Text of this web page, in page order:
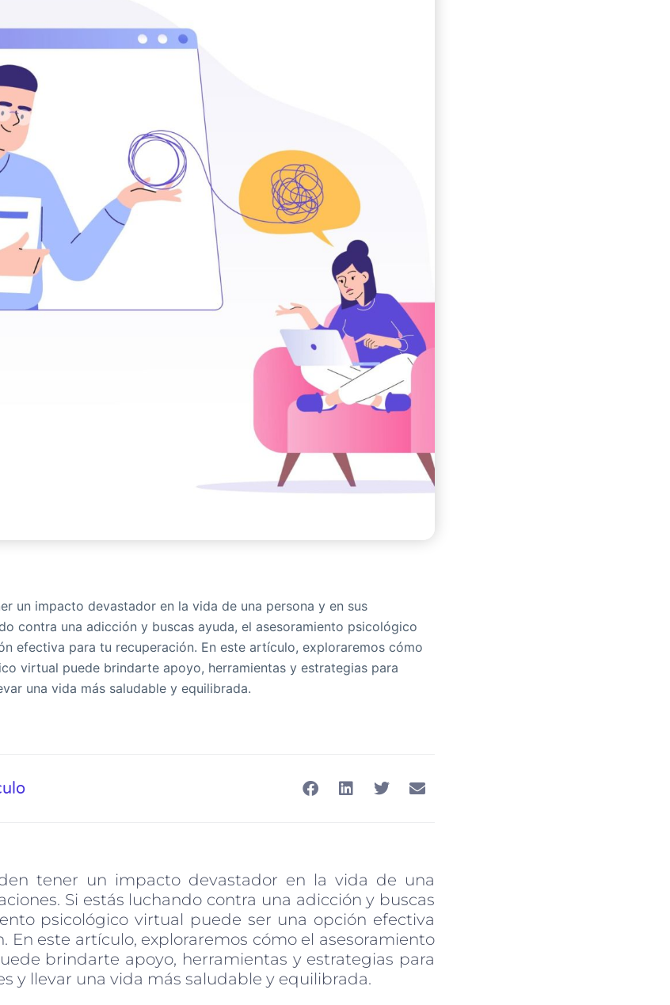
un impacto devastador en la vida de una persona y en sus
contra una adicción y buscas ayuda, el asesoramiento psicológico
efectiva para tu recuperación. En este artículo, exploraremos cómo
virtual puede brindarte apoyo, herramientas y estrategias para
una vida más saludable y equilibrada.
tener un impacto devastador en la vida de una
Si estás luchando contra una adicción y buscas
psicológico virtual puede ser una opción efectiva
En este artículo, exploraremos cómo el asesoramiento
brindarte apoyo, herramientas y estrategias para
y llevar una vida más saludable y equilibrada.